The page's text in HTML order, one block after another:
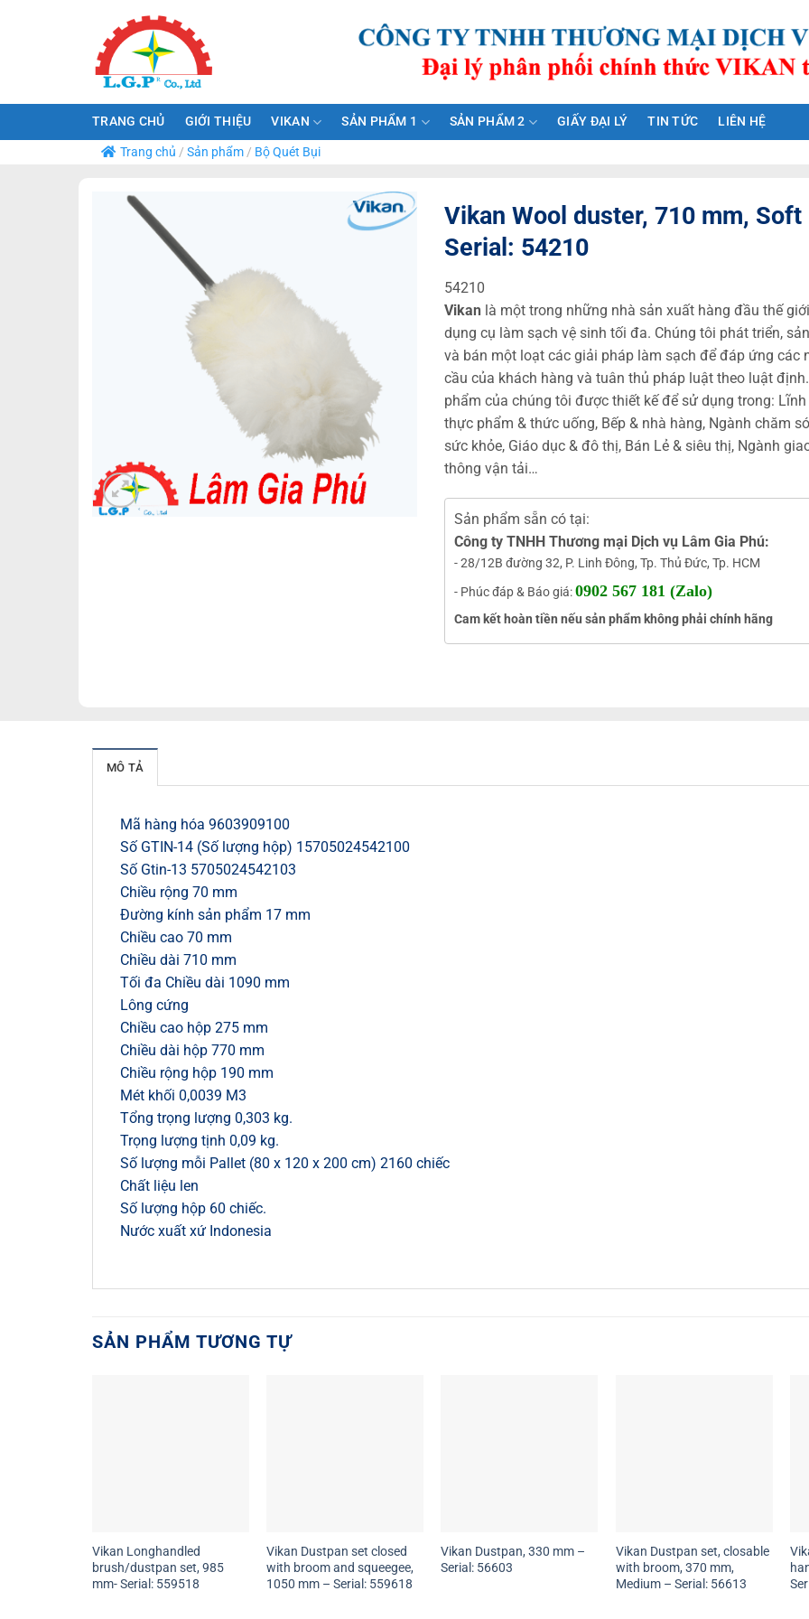
TRANG CHỦ GIỚI THIỆU VIKAN SẢN PHẨM 1 SẢN PHẨM 2 GIẤY ĐẠI LÝ TIN TỨC
LIÊN HỆ
Trang chủ / Sản phẩm/ Bộ Quét Bụi
Vikan Wool duster, 710 mm, Soft
Serial: 54210
54210
Vikan là một trong những nhà sản xuất hàng đầu thế
dụng cụ làm sạch vệ sinh tối đa. Chúng tôi phát triển,
và bán một loạt các giải pháp làm sạch để đáp ứng các
cầu của khách hàng và tuân thủ pháp luật theo luật
phẩm của chúng tôi được thiết kế để sử dụng trong:
thực phẩm & thức uống, Bếp & nhà hàng, Ngành chăm
sức khỏe, Giáo dục & đô thị, Bán Lẻ & siêu thị, Ngành
thông vận tải…
Sản phẩm sẵn có tại:
Công ty TNHH Thương mại Dịch vụ Lâm Gia Phú:
- 28/12B đường 32, P. Linh Đông, Tp. Thủ Đức, Tp. HCM
- Phúc đáp & Báo giá:0902 567 181 (Zalo)
Cam kết hoàn tiền nếu sản phẩm không phải chính hãng
MÔ TẢ
Mã hàng hóa 9603909100
Số GTIN-14 (Số lượng hộp) 15705024542100
Số Gtin-13 5705024542103
Chiều rộng 70 mm
Đường kính sản phẩm 17 mm
Chiều cao 70 mm
Chiều dài 710 mm
Tối đa Chiều dài 1090 mm
Lông cứng
Chiều cao hộp 275 mm
Chiều dài hộp 770 mm
Chiều rộng hộp 190 mm
Mét khối 0,0039 M3
Tổng trọng lượng 0,303 kg.
Trọng lượng tịnh 0,09 kg.
Số lượng mỗi Pallet (80 x 120 x 200 cm) 2160 chiếc
Chất liệu len
Số lượng hộp 60 chiếc.
Nước xuất xứ Indonesia
SẢN PHẨM TƯƠNG TỰ
Vikan Longhandled
brush/dustpan set, 985
mm- Serial: 559518
Vikan Dustpan set closed
with broom and squeegee,
1050 mm – Serial: 559618
Vikan Dustpan, 330 mm –
Serial: 56603
Vikan Dustpan set, closable
with broom, 370 mm,
Medium – Serial: 56613